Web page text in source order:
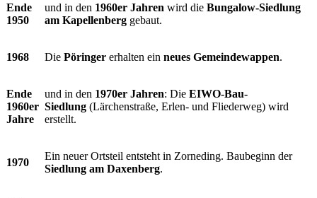
Ende
1950
und in den 1960er Jahren wird die Bungalow-Siedlung
am Kapellenberg gebaut.
1968 Die Pöringer erhalten ein neues Gemeindewappen.
Ende
1960er
Jahre
und in den 1970er Jahren: Die EIWO-Bau-
Siedlung (Lärchenstraße, Erlen- und Fliederweg) wird
erstellt.
1970
Ein neuer Ortsteil entsteht in Zorneding. Baubeginn der
Siedlung am Daxenberg.